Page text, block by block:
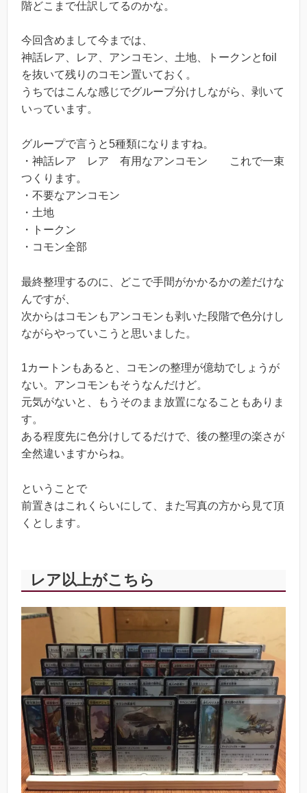
階どこまで仕訳してるのかな。
今回含めまして今までは、
神話レア、レア、アンコモン、土地、トークンとfoil
を抜いて残りのコモン置いておく。
うちではこんな感じでグループ分けしながら、剥いて
いっています。
グループで言うと5種類になりますね。
・神話レア レア 有用なアンコモン これで一束
つくります。
・不要なアンコモン
・土地
・トークン
・コモン全部
最終整理するのに、どこで手間がかかるかの差だけな
んですが、
次からはコモンもアンコモンも剥いた段階で色分けし
ながらやっていこうと思いました。
1カートンもあると、コモンの整理が億劫でしょうが
ない。アンコモンもそうなんだけど。
元気がないと、もうそのまま放置になることもありま
す。
ある程度先に色分けしてるだけで、後の整理の楽さが
全然違いますからね。
ということで
前置きはこれくらいにして、また写真の方から見て頂
くとします。
レア以上がこちら